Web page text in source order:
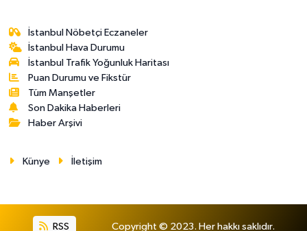
İstanbul Nöbetçi Eczaneler
İstanbul Hava Durumu
İstanbul Trafik Yoğunluk Haritası
Puan Durumu ve Fikstür
Tüm Manşetler
Son Dakika Haberleri
Haber Arşivi
Künye İletişim
RSS Copyright © 2023. Her hakkı saklıdır.